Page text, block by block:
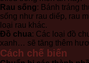
Rau sống: Bánh tráng
sống như rau diếp, rau
loại rau khác.
Đồ chua: Các loại đồ
xanh… sẽ tăng thêm
Cách chế biến